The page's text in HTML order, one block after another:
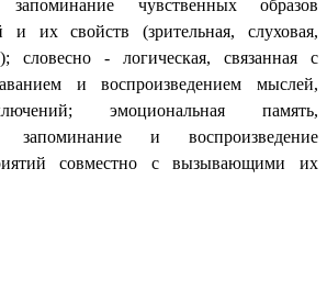
запоминание чувственных образов
и их свойств (зрительная, слуховая,
словесно - логическая, связанная с
и воспроизведением мыслей,
эмоциональная память,
запоминание и воспроизведение
совместно с вызывающими их